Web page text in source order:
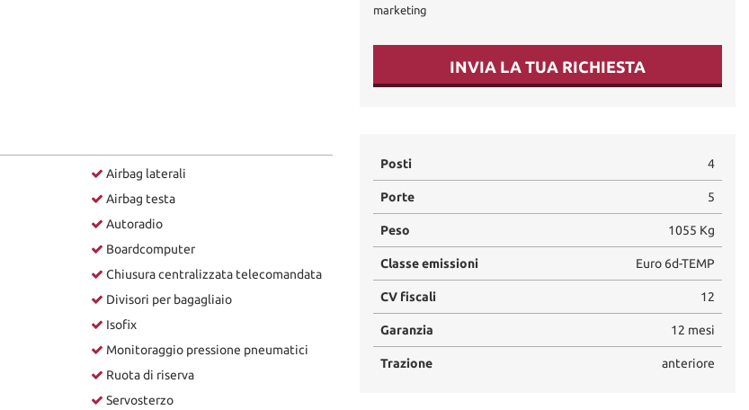
marketing
INVIA LA TUA RICHIESTA
Airbag laterali
Airbag testa
Autoradio
Boardcomputer
Chiusura centralizzata telecomandata
Divisori per bagagliaio
Isofix
Monitoraggio pressione pneumatici
Ruota di riserva
Servosterzo
Posti 4
Porte 5
Peso 1055 Kg
Classe emissioni Euro 6d-TEMP
CV fiscali 12
Garanzia 12 mesi
Trazione anteriore